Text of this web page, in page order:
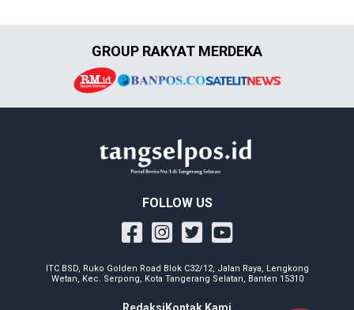
GROUP RAKYAT MERDEKA
FOLLOW US
ITC BSD, Ruko Golden Road Blok C32/12, Jalan Raya, Lengkong
Wetan, Kec. Serpong, Kota Tangerang Selatan, Banten 15310